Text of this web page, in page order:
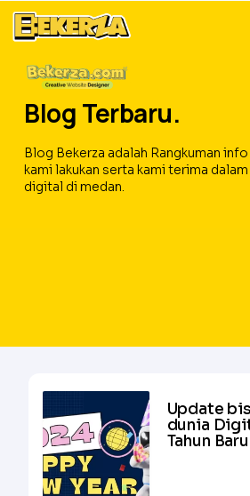
Blog Terbaru.
Blog Bekerza adalah Rangkuman
kami lakukan serta kami terima
digital di medan.
Update
dunia
Tahun